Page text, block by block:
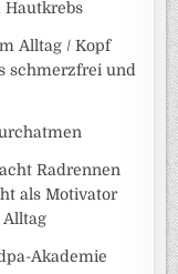
Hautkrebs
Alltag / Kopf
schmerzfrei und
Radrennen
als Motivator
Alltag
Akademie